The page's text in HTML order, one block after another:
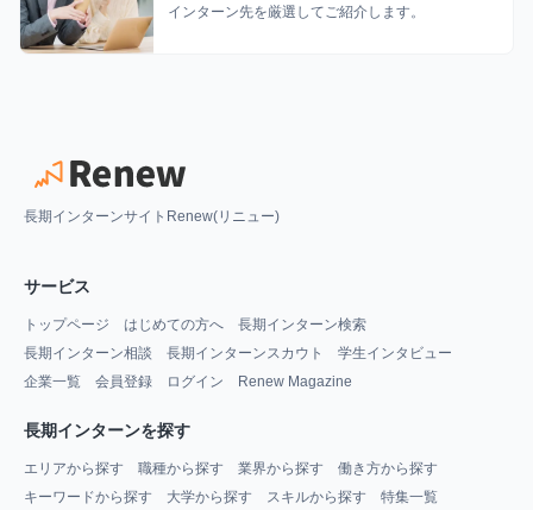
インターン先を厳選してご紹介します。
長期インターンサイトRenew(リニュー)
サービス
トップページ はじめての方へ
長期インターン検索
長期インターン相談
長期インターンスカウト
学生インタビュー
企業一覧
会員登録 ログイン Renew Magazine
長期インターンを探す
エリアから探す 職種から探す 業界から探す
働き方から探す
キーワードから探す
大学から探す スキルから探す 特集一覧